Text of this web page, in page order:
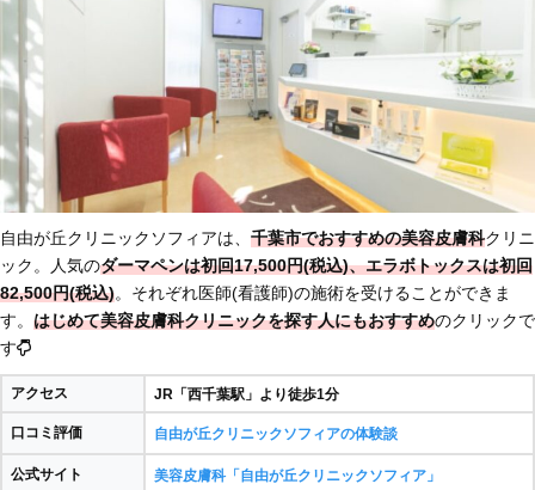
自由が丘クリニックソフィアは、 千葉市でおすすめの美容皮膚科クリニ
ック。人気のダーマペンは初回17,500円(税込)、エラボトックスは初回
82,500円(税込)。それぞれ医師(看護師)の施術を受けることができま
す。 はじめて美容皮膚科クリニックを探す人にもおすすめのクリックで
す
アクセス JR「西千葉駅」より徒歩1分
口コミ評価 自由が丘クリニックソフィアの体験談
公式サイト 美容皮膚科「自由が丘クリニックソフィア」